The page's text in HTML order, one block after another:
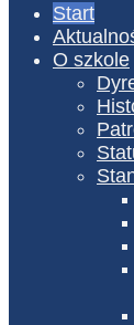
Start
O szkole